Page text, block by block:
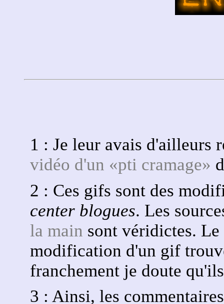
1 : Je leur avais d'ailleurs
vidéo d'un «pti cramage»
2 : Ces gifs sont des
center blogues. Les
la main sont véridictes.
modification d'un gif
franchement je doute
3 : Ainsi, les